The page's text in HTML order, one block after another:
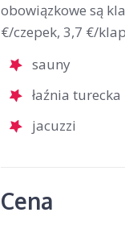
obowiązkowe są
€/czepek, 3,7 €/
sauny
łaźnia turecka
jacuzzi
Cena